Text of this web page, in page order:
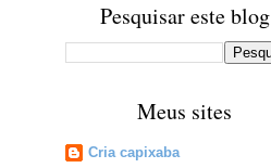
Pesquisar este blog
Meus sites
Cria capixaba